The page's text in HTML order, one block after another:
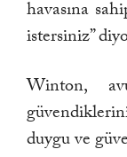
havasına
istersiniz”
Winton,
duygu ve